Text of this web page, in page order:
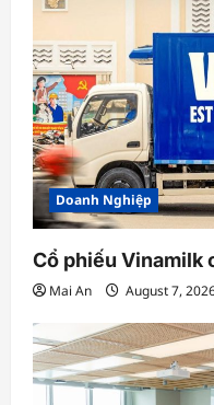
Doanh Nghiệp
Cổ phiếu Vinamilk
Mai An August 7,